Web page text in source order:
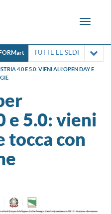
Toggle
FORMart TUTTE LE SEDI
4.0 E 5.0: VIENI ALL’OPEN DAY E
e 5.0: vieni
tocca con